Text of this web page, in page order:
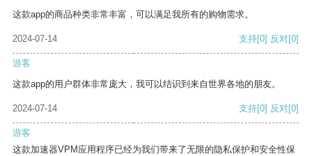
这款app的商品种类非常丰富，可以满足我所有的购物需求。
2024-07-14 支持[0] 反对[0]
游客
这款app的用户群体非常庞大，我可以结识到来自世界各地的朋友。
2024-07-14 支持[0] 反对[0]
游客
这款加速器VPM应用程序已经为我们带来了无限的隐私保护和安全性保